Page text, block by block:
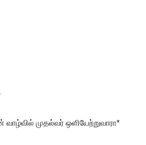
வாழ்வில் முதல்வர் ஒளியேற்றுவாரா*